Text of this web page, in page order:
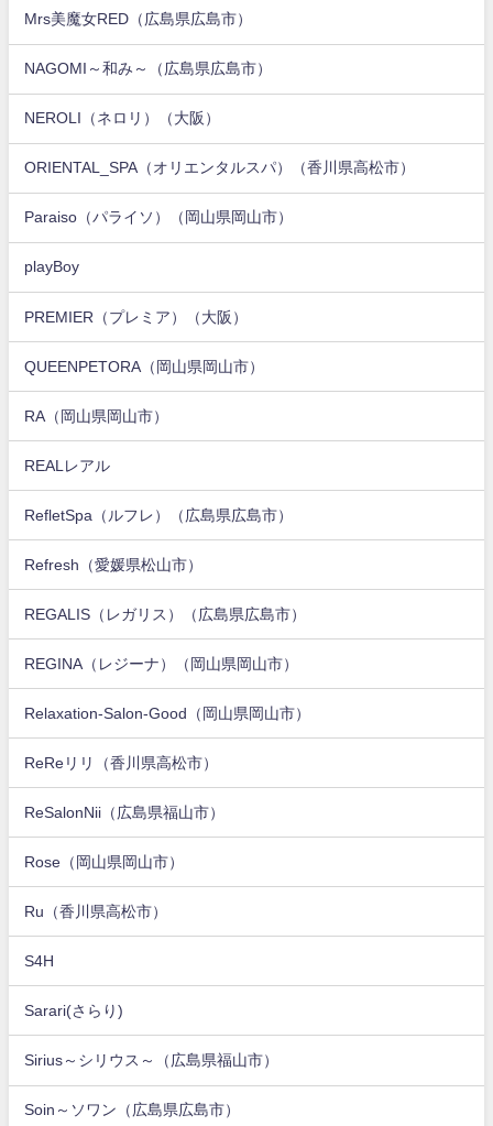
Mrs美魔女RED（広島県広島市）
NAGOMI～和み～（広島県広島市）
NEROLI（ネロリ）（大阪）
ORIENTAL_SPA（オリエンタルスパ）（香川県高松市）
Paraiso（パライソ）（岡山県岡山市）
playBoy
PREMIER（プレミア）（大阪）
QUEENPETORA（岡山県岡山市）
RA（岡山県岡山市）
REALレアル
RefletSpa（ルフレ）（広島県広島市）
Refresh（愛媛県松山市）
REGALIS（レガリス）（広島県広島市）
REGINA（レジーナ）（岡山県岡山市）
Relaxation-Salon-Good（岡山県岡山市）
ReReリリ（香川県高松市）
ReSalonNii（広島県福山市）
Rose（岡山県岡山市）
Ru（香川県高松市）
S4H
Sarari(さらり)
Sirius～シリウス～（広島県福山市）
Soin～ソワン（広島県広島市）